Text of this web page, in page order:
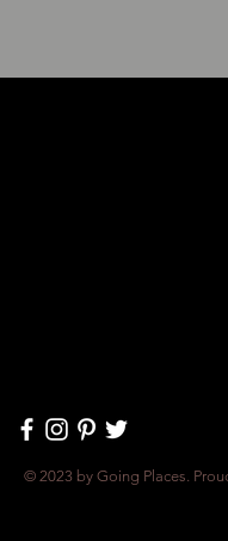
© 2023 by Going Places.